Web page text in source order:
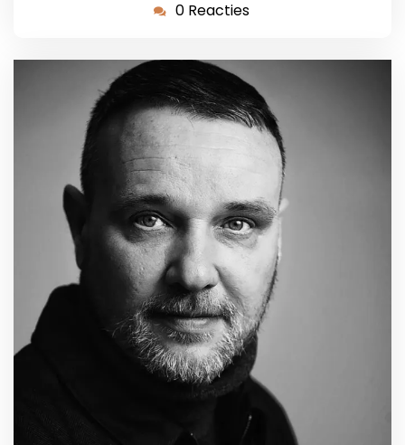
0 Reacties